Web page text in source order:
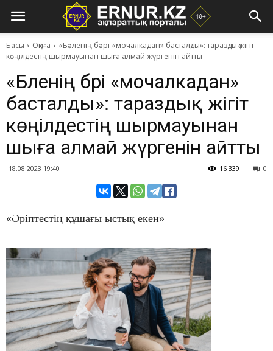
Басы Оқиға
​«Бәленің бәрі «мочалкадан» басталды»: тараздық жігіт
көңілдестің шырмауынан шыға алмай жүргенін айтты
​«Бәленің бәрі «мочалкадан»
басталды»: тараздық жігіт
көңілдестің шырмауынан
шыға алмай жүргенін айтты
18.08.2023 19:40 0
16 339
«Әріптестің құшағы ыстық екен»